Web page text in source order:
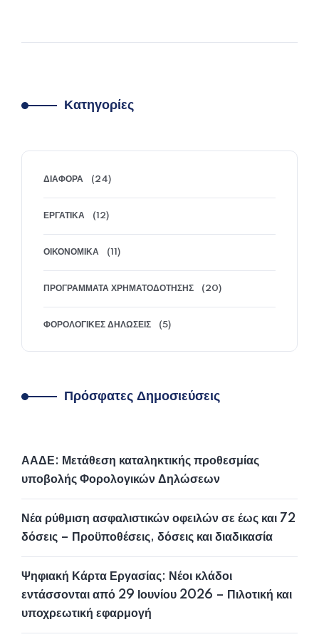
συναλλαγές με…
Κατηγορίες
ΔΙΆΦΟΡΑ (24)
ΕΡΓΑΤΙΚΆ (12)
ΟΙΚΟΝΟΜΙΚΆ (11)
ΠΡΟΓΡΆΜΜΑΤΑ ΧΡΗΜΑΤΟΔΌΤΗΣΗΣ (20)
ΦΟΡΟΛΟΓΙΚΈΣ ΔΗΛΏΣΕΙΣ (5)
Πρόσφατες Δημοσιεύσεις
ΑΑΔΕ: Μετάθεση καταληκτικής προθεσμίας
υποβολής Φορολογικών Δηλώσεων
Νέα ρύθμιση ασφαλιστικών οφειλών σε έως και 72
δόσεις – Προϋποθέσεις, δόσεις και διαδικασία
Ψηφιακή Κάρτα Εργασίας: Νέοι κλάδοι
εντάσσονται από 29 Ιουνίου 2026 – Πιλοτική και
υποχρεωτική εφαρμογή